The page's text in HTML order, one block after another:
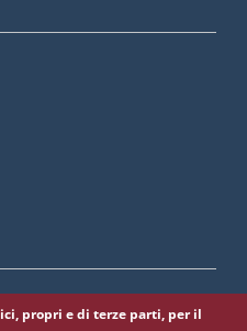
propri e di terze parti, per il